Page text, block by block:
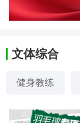
文体综合
健身教练
主持人